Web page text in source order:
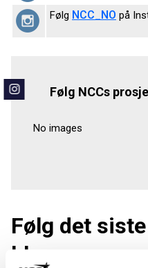
Følg NCC_NO på
Følg NCCs
No images
Følg det
blogg